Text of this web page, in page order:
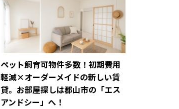
ペット飼育可物件多数！初期費用
軽減×オーダーメイドの新しい賃
貸。お部屋探しは郡山市の「エス
アンドシー」へ！